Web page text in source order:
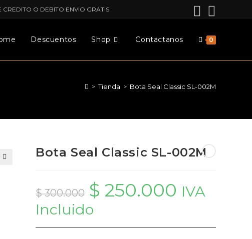
O DEBITO ENVIO GRATIS
Descuentos Shop Contactanos 0
> Tienda > Bota Seal Classic SL-002M
Bota Seal Classic SL-002M
$300.000
El
precio
original
era:
$ 300.000.
$ 250.000 precio
actual
IVA
Incluido